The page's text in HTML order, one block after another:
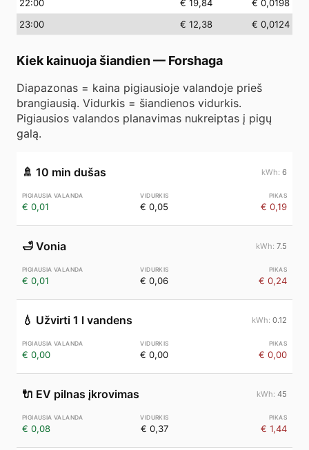
22:00 € 19,84
€ 0,0198
23:00 € 12,38 € 0,0124
Kiek kainuoja šiandien — Forshaga
Diapazonas = kaina pigiausioje valandoje prieš
brangiausią. Vidurkis = šiandienos vidurkis.
Pigiausios valandos planavimas nukreiptas į pigų
galą.
🚿 10 min dušas 6
€ 0,01 € 0,05 € 0,19
🛁 Vonia 7.5
€ 0,01 € 0,06 € 0,24
💧 Užvirti 1 l vandens 0.12
€ 0,00 € 0,00 € 0,00
🔌 EV pilnas įkrovimas 45
€ 0,08 € 0,37 € 1,44